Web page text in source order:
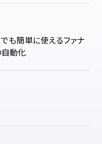
も簡単に使えるファナ
自動化